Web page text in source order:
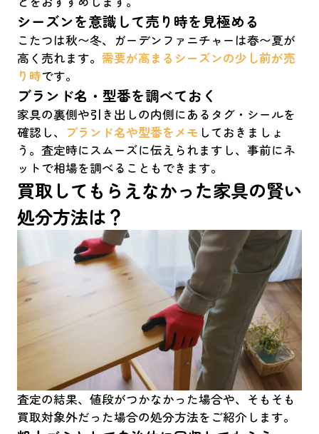
シーズンを意識して売り時を見極める
こたつは秋〜冬、ガーデンファニチャーは春〜夏が
高く売れます。 需要が高まるシーズンの少し前が売
り時です。
ブランド名・型番を調べておく
家具の裏側や引き出しの内側にあるタグ・シールを
確認し、 ブランド名や型番をメモ しておきましょ
う。査定時にスムーズに伝えられますし、事前にネ
ットで相場を調べることもできます。
買取してもらえなかった家具の賢い
処分方法は？
査定の結果、値段がつかなかった場合や、そもそも
買取対象外だった場合の処分方法をご紹介します。